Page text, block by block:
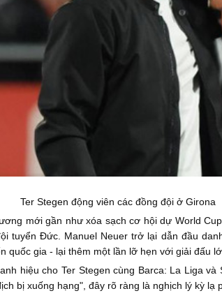
Ter Stegen động viên các đồng đội ở Girona
mới gần như xóa sạch cơ hội dự World
tuyển Đức. Manuel Neuer trở lại dẫn đầu
quốc gia - lại thêm một lần lỡ hẹn với giải đấu
hiệu cho Ter Stegen cùng Barca: La Liga
bị xuống hạng", đây rõ ràng là nghịch lý kỳ lạ